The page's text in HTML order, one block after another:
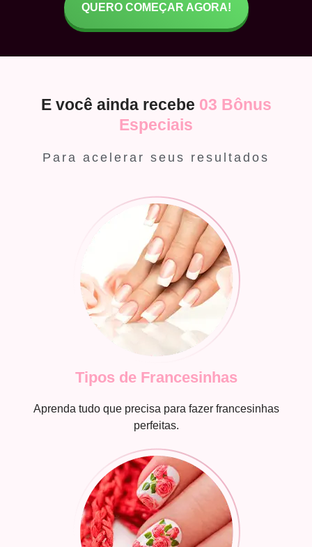
QUERO COMEÇAR AGORA!
E você ainda recebe 03 Bônus
Especiais
Para acelerar seus resultados
Tipos de Francesinhas
Aprenda tudo que precisa para fazer francesinhas
perfeitas.